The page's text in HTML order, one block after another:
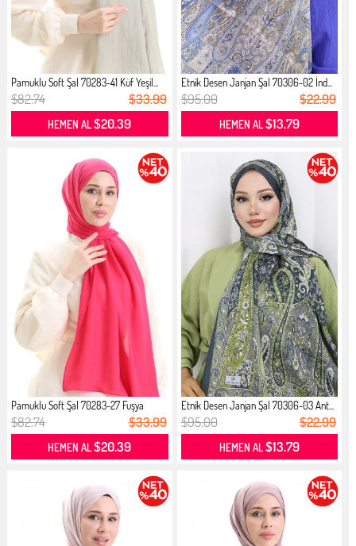
Pamuklu Soft Şal 70283-41 Küf Yeşil...
$82.74 $33.99
HEMEN AL$20.39
Etnik Desen Janjan Şal 70306-02 İnd...
$95.00 $22.99
HEMEN AL$13.79
Pamuklu Soft Şal 70283-27 Fuşya
$82.74 $33.99
HEMEN AL$20.39
Etnik Desen Janjan Şal 70306-03 Ant...
$95.00 $22.99
HEMEN AL$13.79